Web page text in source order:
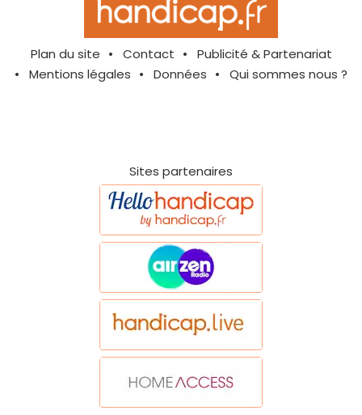
Plan du site Contact
Publicité & Partenariat
Mentions légales
Données Qui sommes nous ?
Sites partenaires